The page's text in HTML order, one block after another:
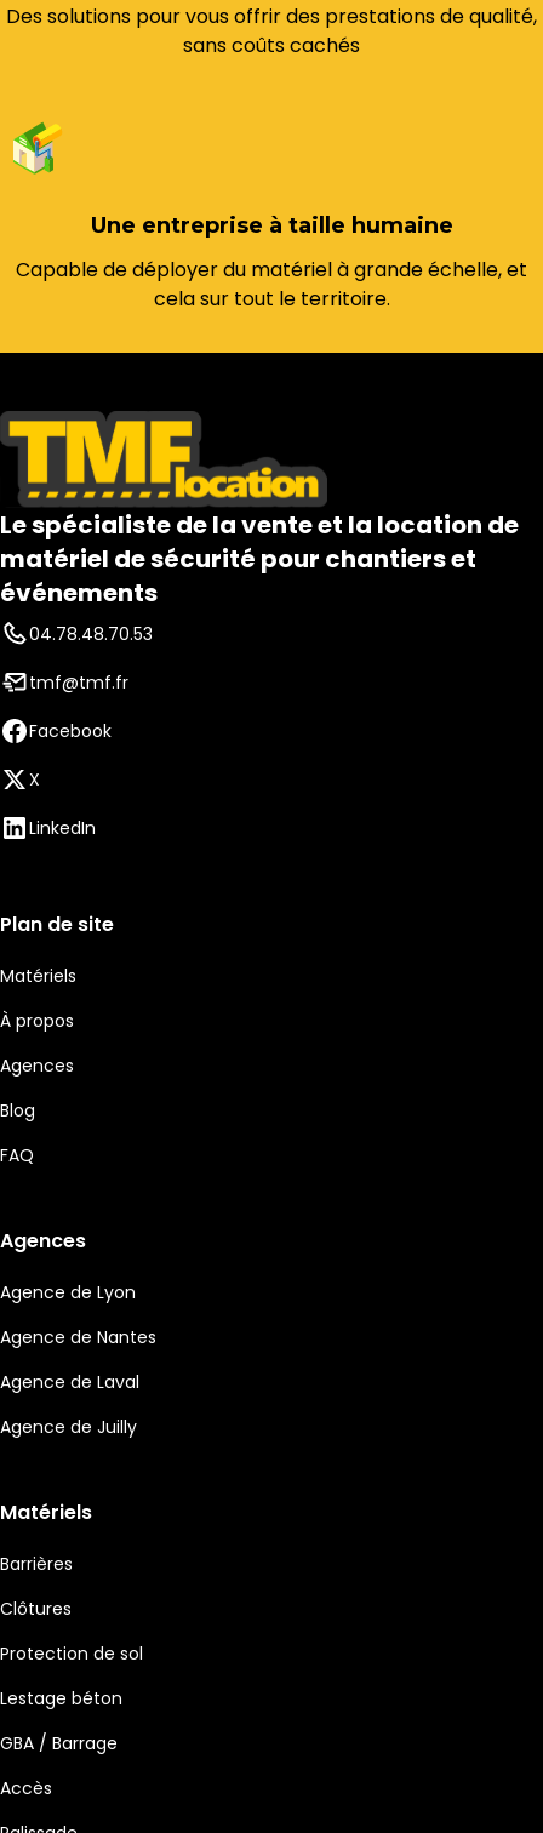
Des solutions pour vous offrir des prestations de qualité,
sans coûts cachés
Une entreprise à taille humaine
Capable de déployer du matériel à grande échelle, et
cela sur tout le territoire.
Le spécialiste de la vente et la location de
matériel de sécurité pour chantiers et
événements
04.78.48.70.53
tmf@tmf.fr
Facebook
X
LinkedIn
Plan de site
Matériels
À propos
Agences
Blog
FAQ
Agences
Agence de Lyon
Agence de Nantes
Agence de Laval
Agence de Juilly
Matériels
Barrières
Clôtures
Protection de sol
Lestage béton
GBA / Barrage
Accès